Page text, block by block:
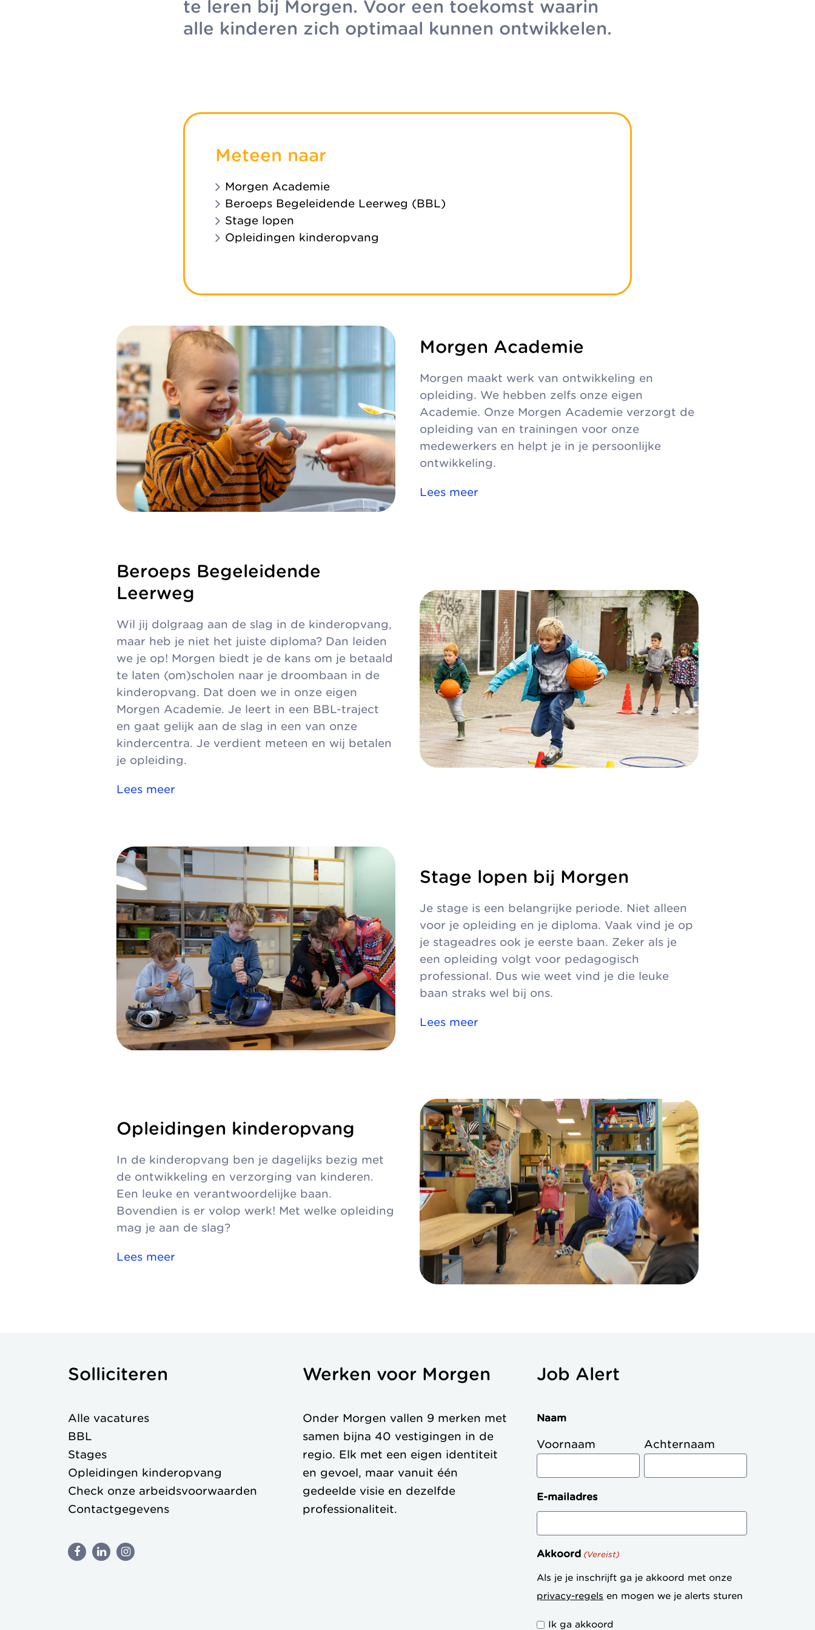
Organisatie
te leren bij Morgen. Voor een toekomst waarin
alle kinderen zich optimaal kunnen ontwikkelen.
Meteen naar
Morgen Academie
Beroeps Begeleidende Leerweg (BBL)
Stage lopen
Opleidingen kinderopvang
Morgen Academie
Morgen maakt werk van ontwikkeling en
opleiding. We hebben zelfs onze eigen
Academie. Onze Morgen Academie verzorgt de
opleiding van en trainingen voor onze
medewerkers en helpt je in je persoonlijke
ontwikkeling.
Lees meer
Beroeps Begeleidende
Leerweg
Wil jij dolgraag aan de slag in de kinderopvang,
maar heb je niet het juiste diploma? Dan leiden
we je op! Morgen biedt je de kans om je betaald
te laten (om)scholen naar je droombaan in de
kinderopvang. Dat doen we in onze eigen
Morgen Academie. Je leert in een BBL-traject
en gaat gelijk aan de slag in een van onze
kindercentra. Je verdient meteen en wij betalen
je opleiding.
Lees meer
Stage lopen bij Morgen
Je stage is een belangrijke periode. Niet alleen
voor je opleiding en je diploma. Vaak vind je op
je stageadres ook je eerste baan. Zeker als je
een opleiding volgt voor pedagogisch
professional. Dus wie weet vind je die leuke
baan straks wel bij ons.
Lees meer
Opleidingen kinderopvang
In de kinderopvang ben je dagelijks bezig met
de ontwikkeling en verzorging van kinderen.
Een leuke en verantwoordelijke baan.
Bovendien is er volop werk! Met welke opleiding
mag je aan de slag?
Lees meer
Solliciteren
Alle vacatures
BBL
Stages
Opleidingen kinderopvang
Check onze arbeidsvoorwaarden
Contactgegevens
Werken voor Morgen
Onder Morgen vallen 9 merken met
samen bijna 40 vestigingen in de
regio. Elk met een eigen identiteit
en gevoel, maar vanuit één
gedeelde visie en dezelfde
professionaliteit.
Job Alert
Naam
Voornaam Achternaam
E-mailadres
Akkoord (Vereist)
Als je je inschrijft ga je akkoord met onze
privacy-regels en mogen we je alerts sturen
Ik ga akkoord